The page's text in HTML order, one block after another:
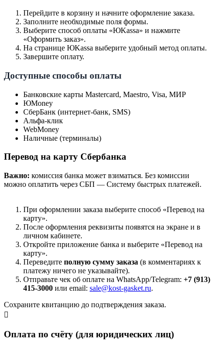
Перейдите в корзину и начните оформление заказа.
Заполните необходимые поля формы.
Выберите способ оплаты «ЮKassa» и нажмите
«Оформить заказ».
На странице ЮKassa выберите удобный метод оплаты.
Завершите оплату.
Доступные способы оплаты
Банковские карты Mastercard, Maestro, Visa, МИР
ЮMoney
СберБанк (интернет-банк, SMS)
Альфа-клик
WebMoney
Наличные (терминалы)
Перевод на карту Сбербанка
Важно: комиссия банка может взиматься. Без комиссии
можно оплатить через СБП — Систему быстрых платежей.
При оформлении заказа выберите способ «Перевод на
карту».
После оформления реквизиты появятся на экране и в
личном кабинете.
Откройте приложение банка и выберите «Перевод на
карту».
Переведите полную сумму заказа (в комментариях к
платежу ничего не указывайте).
Отправьте чек об оплате на WhatsApp/Telegram: +7 (913)
415-3000 или email: sale@kost-gasket.ru.
Сохраните квитанцию до подтверждения заказа.
Оплата по счёту (для юридических лиц)